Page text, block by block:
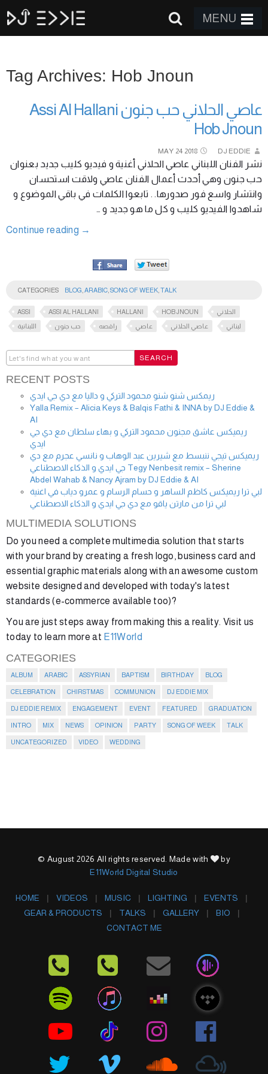
MENU
Tag Archives: Hob Jnoun
عاصي الحلاني حب جنون Assi Al Hallani
Hob Jnoun
MAY 24 2018 DJ EDDIE
نشر الفنان اللبناني عاصي الحلاني أغنية و فيديو كليب جديد بعنوان
حب جنون وهي أحدث أعمال الفنان عاصي ولاقت استحسان
وانتشار واسع فور صدورها. . تابعوا الكلمات في باقي الموضوع و
شاهدوا الفيديو كليب و كل ما هو جديد و …
Continue reading →
CATEGORIES BLOG ARABIC SONG OF WEEK TALK
ASSI ASSI AL HALLANI HALLANI HOB JNOUN
الحلاني
اللبنانية
حب جنون راقصه عاصي عاصي الحلاني لبناني
RECENT POSTS
ريمكس شنو شنو محمود التركي و داليا مع دي جي ايدي
Yalla Remix – Alicia Keys & Balqis Fathi & INNA by DJ Eddie &
AI
ريميكس عاشق مجنون محمود التركي و بهاء سلطان مع دي جي
ايدي
ريميكس تيجي ننبسط مع شيرين عبد الوهاب و نانسي عجرم مع دي
جي ايدي و الذكاء الاصطناعي Tegy Nenbesit remix – Sherine
Abdel Wahab & Nancy Ajram by DJ Eddie & AI
لبي ترا ريميكس كاظم الساهر و حسام الرسام و عمرو دياب في اغنية
لبي ترا من مارتن ياقو مع دي جي ايدي و الذكاء الاصطناعي
MULTIMEDIA SOLUTIONS
Do you need a complete multimedia solution that starts
with your brand by creating a fresh logo, business card and
essential graphic materials along with an awesome custom
website designed and developed with today's latest
standards (e-commerce available too)?
You are just steps away from making this a reality. Visit us
today to learn more at E11World
CATEGORIES
ALBUM ARABIC ASSYRIAN BAPTISM BIRTHDAY BLOG
CELEBRATION CHIRSTMAS COMMUNION DJ EDDIE MIX
DJ EDDIE REMIX ENGAGEMENT EVENT FEATURED GRADUATION
INTRO MIX NEWS OPINION PARTY SONG OF WEEK TALK
UNCATEGORIZED VIDEO WEDDING
© August 2026 All rights reserved. Made with
by
E11World Digital Studio
HOME VIDEOS MUSIC LIGHTING
EVENTS
GEAR & PRODUCTS
TALKS GALLERY
BIO
CONTACT ME